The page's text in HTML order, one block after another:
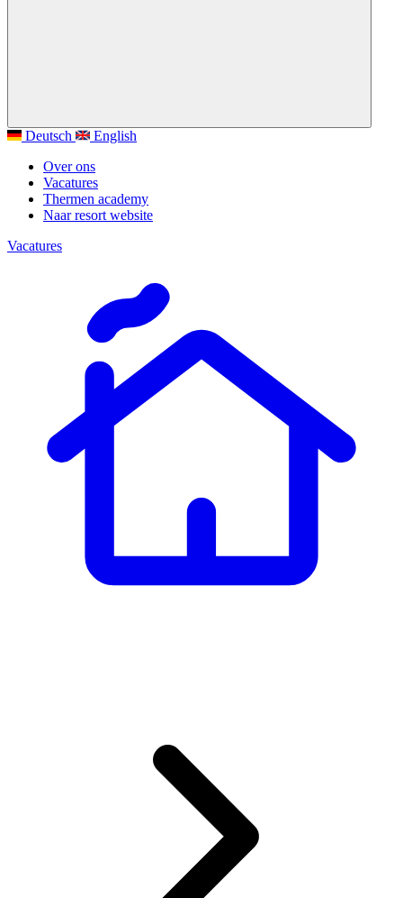
Deutsch
English
Over ons
Vacatures
Thermen academy
Naar resort website
Vacatures